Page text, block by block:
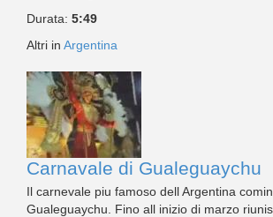
Durata: 5:49
Altri in Argentina
Carnavale di Gualeguaychu
Il carnevale piu famoso dell Argentina
Gualeguaychu. Fino all inizio di marzo